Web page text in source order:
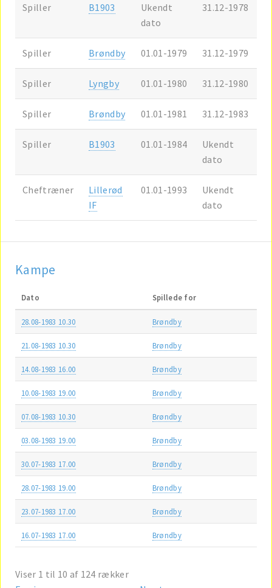
Spiller B1903
Ukendt
dato
31.12-1978
Spiller Brøndby 01.01-1979 31.12-1979
Spiller Lyngby 01.01-1980 31.12-1980
Spiller Brøndby 01.01-1981 31.12-1983
Spiller B1903 01.01-1984
Ukendt
dato
Cheftræner
Lillerød
IF
01.01-1993
Ukendt
dato
Kampe
Dato Spillede for
28.08-1983 10.30 Brøndby
21.08-1983 10.30 Brøndby
14.08-1983 16.00 Brøndby
10.08-1983 19.00 Brøndby
07.08-1983 10.30 Brøndby
03.08-1983 19.00 Brøndby
30.07-1983 17.00 Brøndby
28.07-1983 19.00 Brøndby
23.07-1983 17.00 Brøndby
16.07-1983 17.00 Brøndby
Viser 1 til 10 af 124 rækker